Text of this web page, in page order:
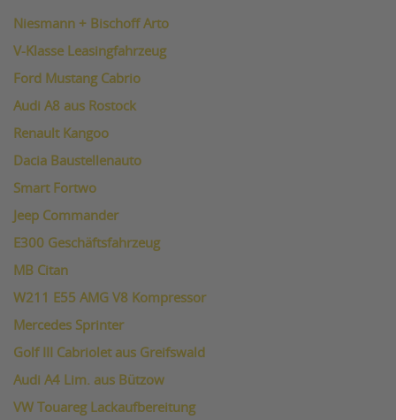
Niesmann + Bischoff Arto
V-Klasse Leasingfahrzeug
Ford Mustang Cabrio
Audi A8 aus Rostock
Renault Kangoo
Dacia Baustellenauto
Smart Fortwo
Jeep Commander
E300 Geschäftsfahrzeug
MB Citan
W211 E55 AMG V8 Kompressor
Mercedes Sprinter
Golf III Cabriolet aus Greifswald
Audi A4 Lim. aus Bützow
VW Touareg Lackaufbereitung